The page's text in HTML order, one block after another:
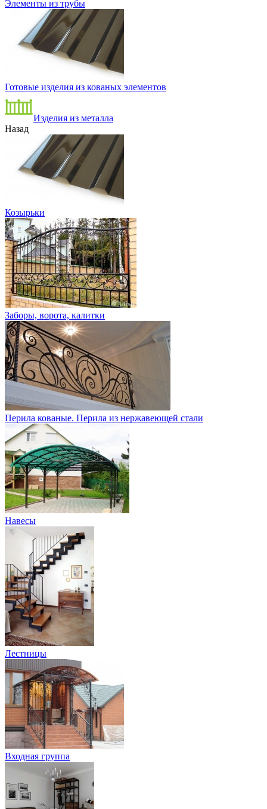
Элементы из трубы
Готовые изделия из кованых элементов
Изделия из металла
Назад
Козырьки
Заборы, ворота, калитки
Перила кованые. Перила из нержавеющей стали
Навесы
Лестницы
Входная группа